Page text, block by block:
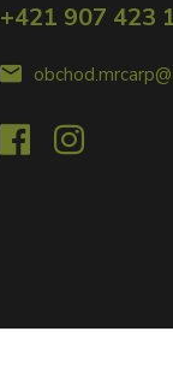
+421 907 423